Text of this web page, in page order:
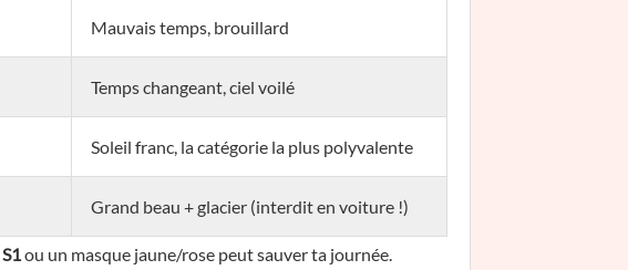
Mauvais temps, brouillard
Temps changeant, ciel voilé
Soleil franc, la catégorie la plus polyvalente
Grand beau + glacier (interdit en voiture !)
S1ou un masque jaune/rose peut sauver ta journée.